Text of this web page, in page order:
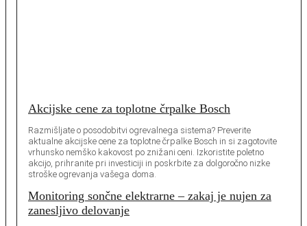
Akcijske cene za toplotne črpalke Bosch
Razmišljate o posodobitvi ogrevalnega sistema? Preverite
aktualne akcijske cene za toplotne črpalke Bosch in si zagotovite
vrhunsko nemško kakovost po znižani ceni. Izkoristite poletno
akcijo, prihranite pri investiciji in poskrbite za dolgoročno nizke
stroške ogrevanja vašega doma.
Monitoring sončne elektrarne – zakaj je nujen za
zanesljivo delovanje